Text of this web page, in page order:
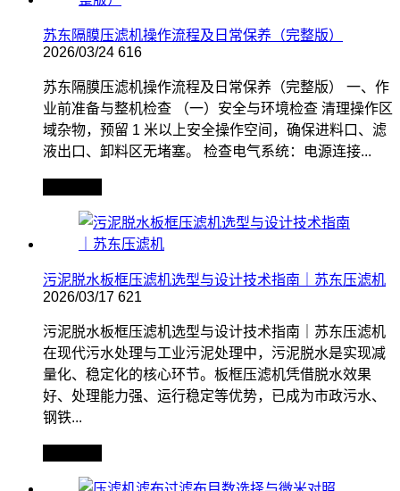
苏东隔膜压滤机操作流程及日常保养（完整版）
2026/03/24 616
苏东隔膜压滤机操作流程及日常保养（完整版） 一、作
业前准备与整机检查 （一）安全与环境检查 清理操作区
域杂物，预留 1 米以上安全操作空间，确保进料口、滤
液出口、卸料区无堵塞。 检查电气系统：电源连接...
污泥脱水板框压滤机选型与设计技术指南｜苏东压滤机
2026/03/17 621
污泥脱水板框压滤机选型与设计技术指南｜苏东压滤机
在现代污水处理与工业污泥处理中，污泥脱水是实现减
量化、稳定化的核心环节。板框压滤机凭借脱水效果
好、处理能力强、运行稳定等优势，已成为市政污水、
钢铁...